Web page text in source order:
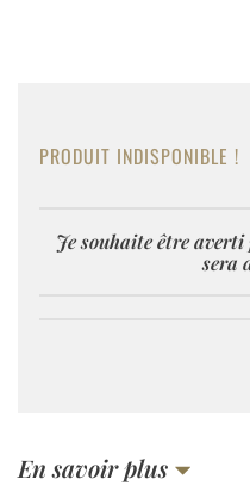
PRODUIT INDISPONIBLE !
Je souhaite être
sera
En savoir plus